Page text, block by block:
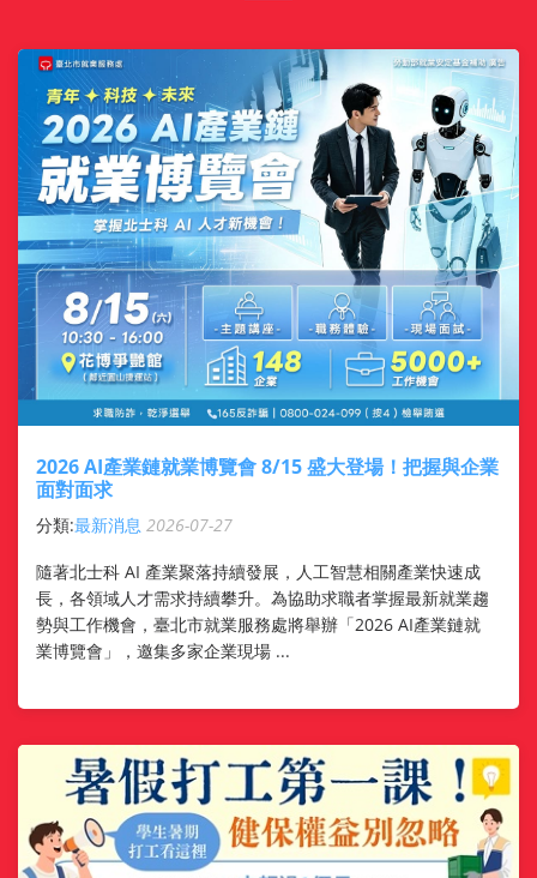
2026 AI產業鏈就業博覽會 8/15 盛大登場！把握與企業
面對面求
分類:最新消息 2026-07-27
隨著北士科 AI 產業聚落持續發展，人工智慧相關產業快速成
長，各領域人才需求持續攀升。為協助求職者掌握最新就業趨
勢與工作機會，臺北市就業服務處將舉辦「2026 AI產業鏈就
業博覽會」，邀集多家企業現場 ...